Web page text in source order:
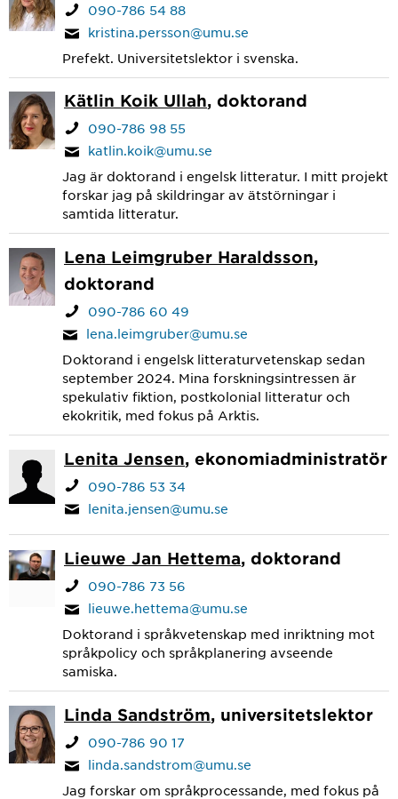
090-786 54 88
kristina.persson@umu.se
Prefekt. Universitetslektor i svenska.
Kätlin Koik Ullah, doktorand
090-786 98 55
katlin.koik@umu.se
Jag är doktorand i engelsk litteratur. I mitt projekt
forskar jag på skildringar av ätstörningar i
samtida litteratur.
Lena Leimgruber Haraldsson,
doktorand
090-786 60 49
lena.leimgruber@umu.se
Doktorand i engelsk litteraturvetenskap sedan
september 2024. Mina forskningsintressen är
spekulativ fiktion, postkolonial litteratur och
ekokritik, med fokus på Arktis.
Lenita Jensen, ekonomiadministratör
090-786 53 34
lenita.jensen@umu.se
Lieuwe Jan Hettema, doktorand
090-786 73 56
lieuwe.hettema@umu.se
Doktorand i språkvetenskap med inriktning mot
språkpolicy och språkplanering avseende
samiska.
Linda Sandström, universitetslektor
090-786 90 17
linda.sandstrom@umu.se
Jag forskar om språkprocessande, med fokus på